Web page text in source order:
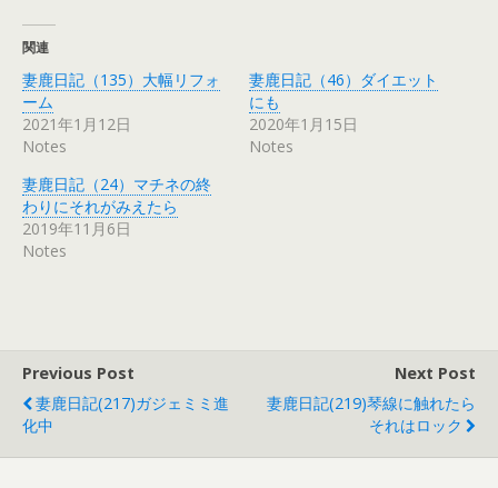
関連
妻鹿日記（135）大幅リフォ
ーム
2021年1月12日
Notes
妻鹿日記（46）ダイエット
にも
2020年1月15日
Notes
妻鹿日記（24）マチネの終
わりにそれがみえたら
2019年11月6日
Notes
Previous Post
妻鹿日記(217)ガジェミミ進
化中
Next Post
妻鹿日記(219)琴線に触れたら
それはロック